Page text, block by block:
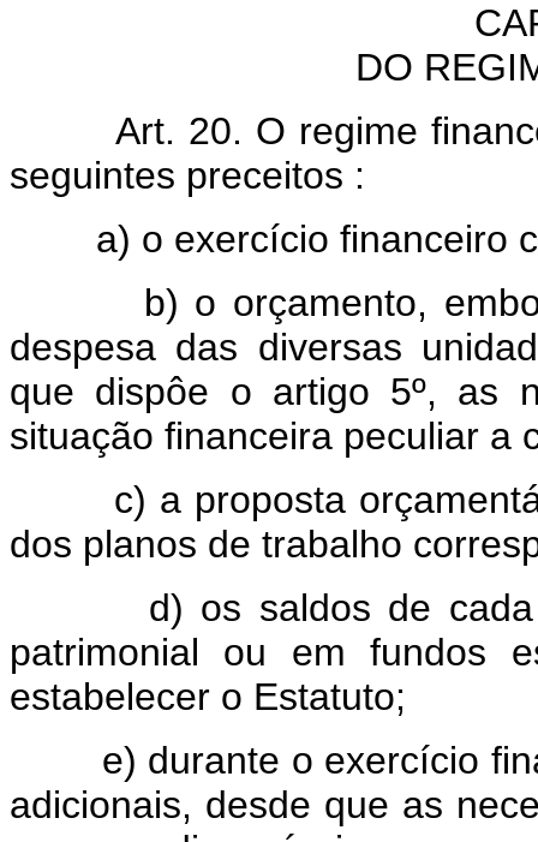
DO
Art. 20. O regime
seguintes preceitos :
a) o exercício financeiro
b) o orçamento, embora
despesa das diversas
que dispôe o artigo 5º, as
situação financeira peculiar a
c) a proposta
dos planos de trabalho
d) os saldos de cada
patrimonial ou em fundos
estabelecer o Estatuto;
e) durante o exercício
adicionais, desde que as